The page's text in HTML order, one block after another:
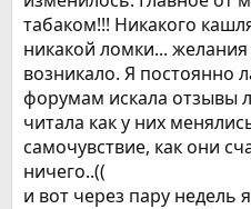
табаком!!! Никакого
никакой ломки...
возникало. Я постоянно
форумам искала отзывы
читала как у них
самочувствие, как они
ничего..((
и вот через пару недель